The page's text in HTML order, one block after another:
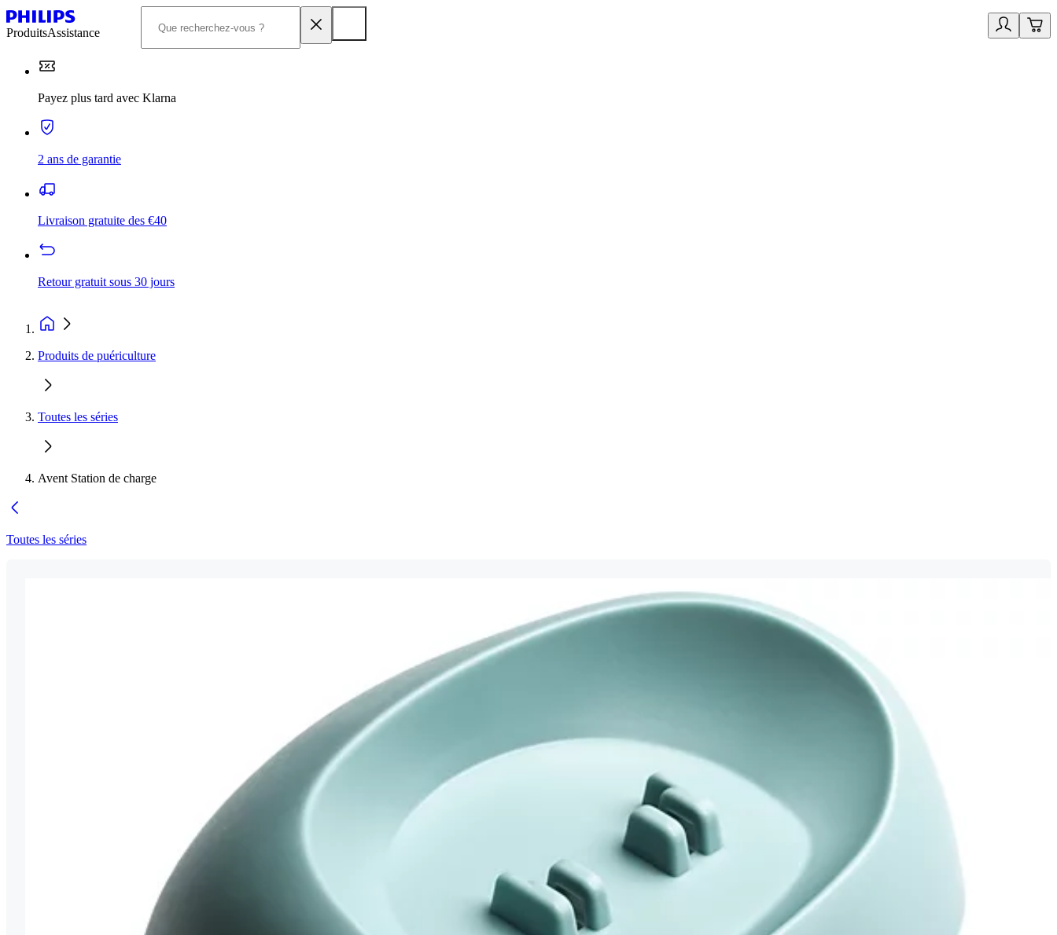
ProduitsAssistance
Payez plus tard avec Klarna
2 ans de garantie
Livraison gratuite des €40
Retour gratuit sous 30 jours
Produits de puériculture
Toutes les séries
Avent Station de charge
Toutes les séries